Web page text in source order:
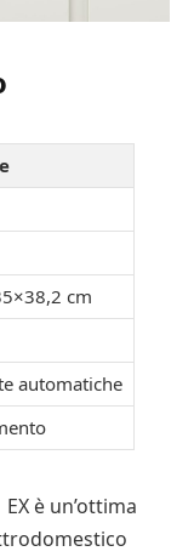
cm
automatiche
è un’ottima